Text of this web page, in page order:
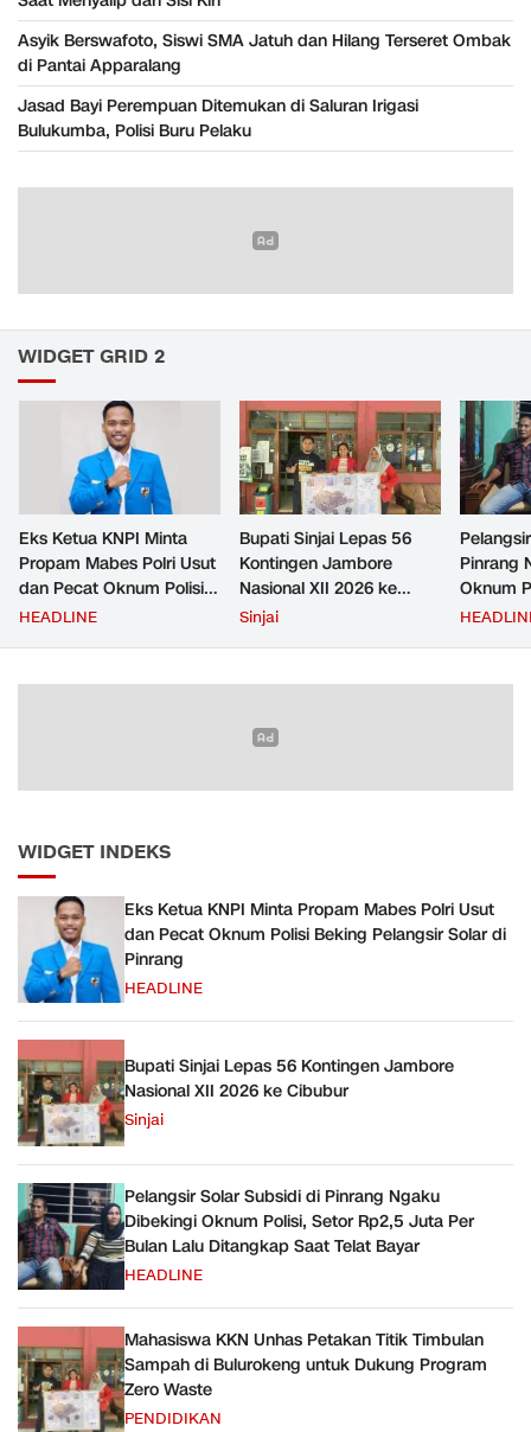
Asyik Berswafoto, Siswi SMA Jatuh dan Hilang Terseret Ombak
di Pantai Apparalang
Jasad Bayi Perempuan Ditemukan di Saluran Irigasi
Bulukumba, Polisi Buru Pelaku
WIDGET GRID 2
Eks Ketua KNPI Minta
Propam Mabes Polri Usut
dan Pecat Oknum Polisi
Beking Pelangsir Solar di
HEADLINE
Bupati Sinjai Lepas 56
Kontingen Jambore
Nasional XII 2026 ke
Cibubur
Sinjai
Pinrang
Oknum
Rp2,5
WIDGET INDEKS
Eks Ketua KNPI Minta Propam Mabes Polri Usut
dan Pecat Oknum Polisi Beking Pelangsir Solar di
Pinrang
HEADLINE
Bupati Sinjai Lepas 56 Kontingen Jambore
Nasional XII 2026 ke Cibubur
Sinjai
Pelangsir Solar Subsidi di Pinrang Ngaku
Dibekingi Oknum Polisi, Setor Rp2,5 Juta Per
Bulan Lalu Ditangkap Saat Telat Bayar
HEADLINE
Mahasiswa KKN Unhas Petakan Titik Timbulan
Sampah di Bulurokeng untuk Dukung Program
Zero Waste
PENDIDIKAN